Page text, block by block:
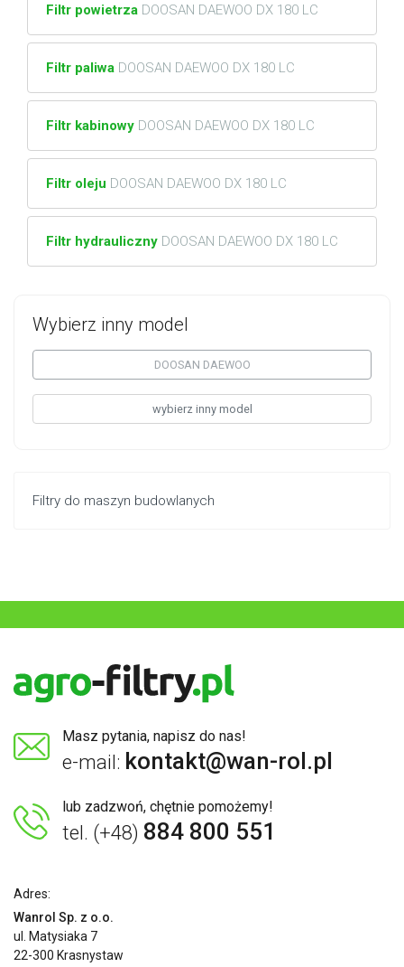
Wybierz inny model
DOOSAN DAEWOO
wybierz inny model
Filtry do maszyn budowlanych
Filtr powietrza DOOSAN DAEWOO DX 180 LC
Filtr paliwa DOOSAN DAEWOO DX 180 LC
Filtr kabinowy DOOSAN DAEWOO DX 180 LC
Filtr oleju DOOSAN DAEWOO DX 180 LC
Filtr hydrauliczny DOOSAN DAEWOO DX 180 LC
Masz pytania, napisz do nas!
e-mail: kontakt@wan-rol.pl
lub zadzwoń, chętnie pomożemy!
tel. (+48) 884 800 551
Adres:
Wanrol Sp. z o.o.
ul. Matysiaka 7
22-300 Krasnystaw